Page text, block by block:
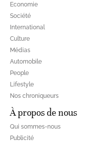
Economie
Société
International
Culture
Médias
Automobile
People
Lifestyle
Nos chroniqueurs
À propos de nous
Qui sommes-nous
Publicité